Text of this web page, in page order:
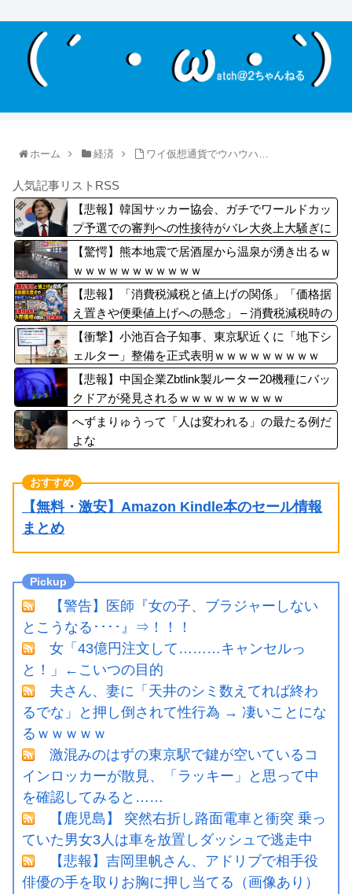
ホーム 経済 ワイ仮想通貨でウハウハ…
人気記事リストRSS
【悲報】韓国サッカー協会、ガチでワールドカッ
プ予選での審判への性接待がバレ大炎上大騒ぎに
ｗｗｗｗｗｗｗｗ
【驚愕】熊本地震で居酒屋から温泉が湧き出るｗ
ｗｗｗｗｗｗｗｗｗｗｗ
【悲報】「消費税減税と値上げの関係」「価格据
え置きや便乗値上げへの懸念」 – 消費税減税時の
小売価格の動向に注目集まる
【衝撃】小池百合子知事、東京駅近くに「地下シ
ェルター」整備を正式表明ｗｗｗｗｗｗｗｗｗ
【悲報】中国企業Zbtlink製ルーター20機種にバッ
クドアが発見されるｗｗｗｗｗｗｗｗｗ
へずまりゅうって「人は変われる」の最たる例だ
よな
【無料・激安】Amazon Kindle本のセール情報
まとめ
【警告】医師『女の子、ブラジャーしない
とこうなる････』⇒！！！
女「43億円注文して………キャンセルっ
と！」←こいつの目的
夫さん、妻に「天井のシミ数えてれば終わ
るでな」と押し倒されて性行為 → 凄いことにな
るｗｗｗｗｗ
激混みのはずの東京駅で鍵が空いているコ
インロッカーが散見、「ラッキー」と思って中
を確認してみると……
【鹿児島】 突然右折し路面電車と衝突 乗っ
ていた男女3人は車を放置しダッシュで逃走中
【悲報】吉岡里帆さん、アドリブで相手役
俳優の手を取りお胸に押し当てる（画像あり）